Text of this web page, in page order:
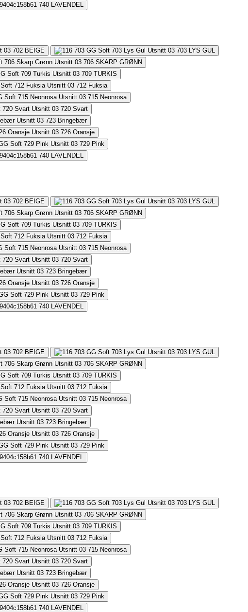
740 LAVENDEL
702 BEIGE 703 LYS GUL
706 SKARP GRØNN
709 TURKIS
712 Fuksia
715 Neonrosa
720 Svart
723 Bringebær
726 Oransje
729 Pink
740 LAVENDEL
702 BEIGE 703 LYS GUL
706 SKARP GRØNN
709 TURKIS
712 Fuksia
715 Neonrosa
720 Svart
723 Bringebær
726 Oransje
729 Pink
740 LAVENDEL
702 BEIGE 703 LYS GUL
706 SKARP GRØNN
709 TURKIS
712 Fuksia
715 Neonrosa
720 Svart
723 Bringebær
726 Oransje
729 Pink
740 LAVENDEL
702 BEIGE 703 LYS GUL
706 SKARP GRØNN
709 TURKIS
712 Fuksia
715 Neonrosa
720 Svart
723 Bringebær
726 Oransje
729 Pink
740 LAVENDEL